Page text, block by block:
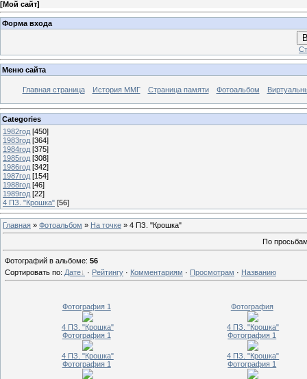
[Мой сайт]
Форма входа
Меню сайта
Главная страница История ММГ Страница памяти Фотоальбом
Categories
1982год [450]
1983год [364]
1984год [375]
1985год [308]
1986год [342]
1987год [154]
1988год [46]
1989год [22]
4 ПЗ. "Крошка" [56]
Главная » Фотоальбом » На точке » 4 ПЗ. "Крошка"
По
Фотографий в альбоме: 56
Сортировать по: Дате · Рейтингу · Комментариям · Просмотрам · Названию
Фотография 1
4 ПЗ. "Крошка"
Фотография
4 ПЗ. "Крошка"
Фотография 1
4 ПЗ. "Крошка"
Фотография 1
4 ПЗ. "Крошка"
Фотография 1
Фотография 1